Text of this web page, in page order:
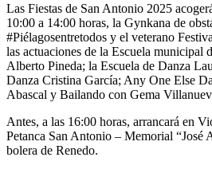
Las Fiestas de San Antonio 2025
10:00 a 14:00 horas, la Gynkana de
#Piélagosentretodos y el veterano
las actuaciones de la Escuela municipal
Alberto Pineda; la Escuela de Danza
Danza Cristina García; Any One Else
Abascal y Bailando con Gema
Antes, a las 16:00 horas, arrancará en
Petanca San Antonio – Memorial “José
bolera de Renedo.